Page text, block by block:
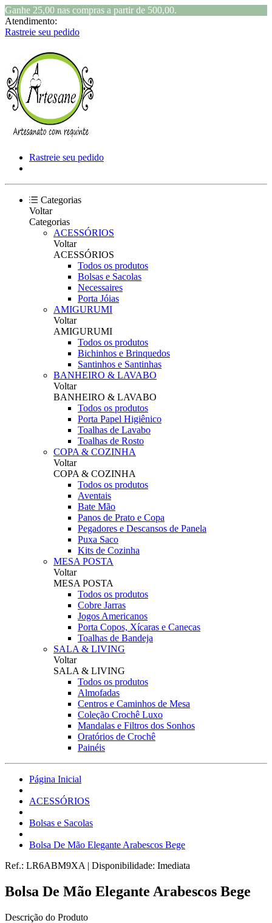
Ganhe 25,00 nas compras a partir de 500,00.
Atendimento:
Rastreie seu pedido
Rastreie seu pedido
Categorias
Voltar
Categorias
ACESSÓRIOS
Voltar
ACESSÓRIOS
Todos os produtos
Bolsas e Sacolas
Necessaires
Porta Jóias
AMIGURUMI
Voltar
AMIGURUMI
Todos os produtos
Bichinhos e Brinquedos
Santinhos e Santinhas
BANHEIRO & LAVABO
Voltar
BANHEIRO & LAVABO
Todos os produtos
Porta Papel Higiênico
Toalhas de Lavabo
Toalhas de Rosto
COPA & COZINHA
Voltar
COPA & COZINHA
Todos os produtos
Aventais
Bate Mão
Panos de Prato e Copa
Pegadores e Descansos de Panela
Puxa Saco
Kits de Cozinha
MESA POSTA
Voltar
MESA POSTA
Todos os produtos
Cobre Jarras
Jogos Americanos
Porta Copos, Xícaras e Canecas
Toalhas de Bandeja
SALA & LIVING
Voltar
SALA & LIVING
Todos os produtos
Almofadas
Centros e Caminhos de Mesa
Coleção Crochê Luxo
Mandalas e Filtros dos Sonhos
Oratórios de Crochê
Painéis
Página Inicial
ACESSÓRIOS
Bolsas e Sacolas
Bolsa De Mão Elegante Arabescos Bege
Ref.: LR6ABM9XA | Disponibilidade: Imediata
Bolsa De Mão Elegante Arabescos Bege
Descrição do Produto